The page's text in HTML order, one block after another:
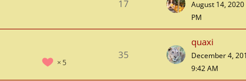
17
August 14,
PM
5
35
quaxi
December 4,
9:42 AM